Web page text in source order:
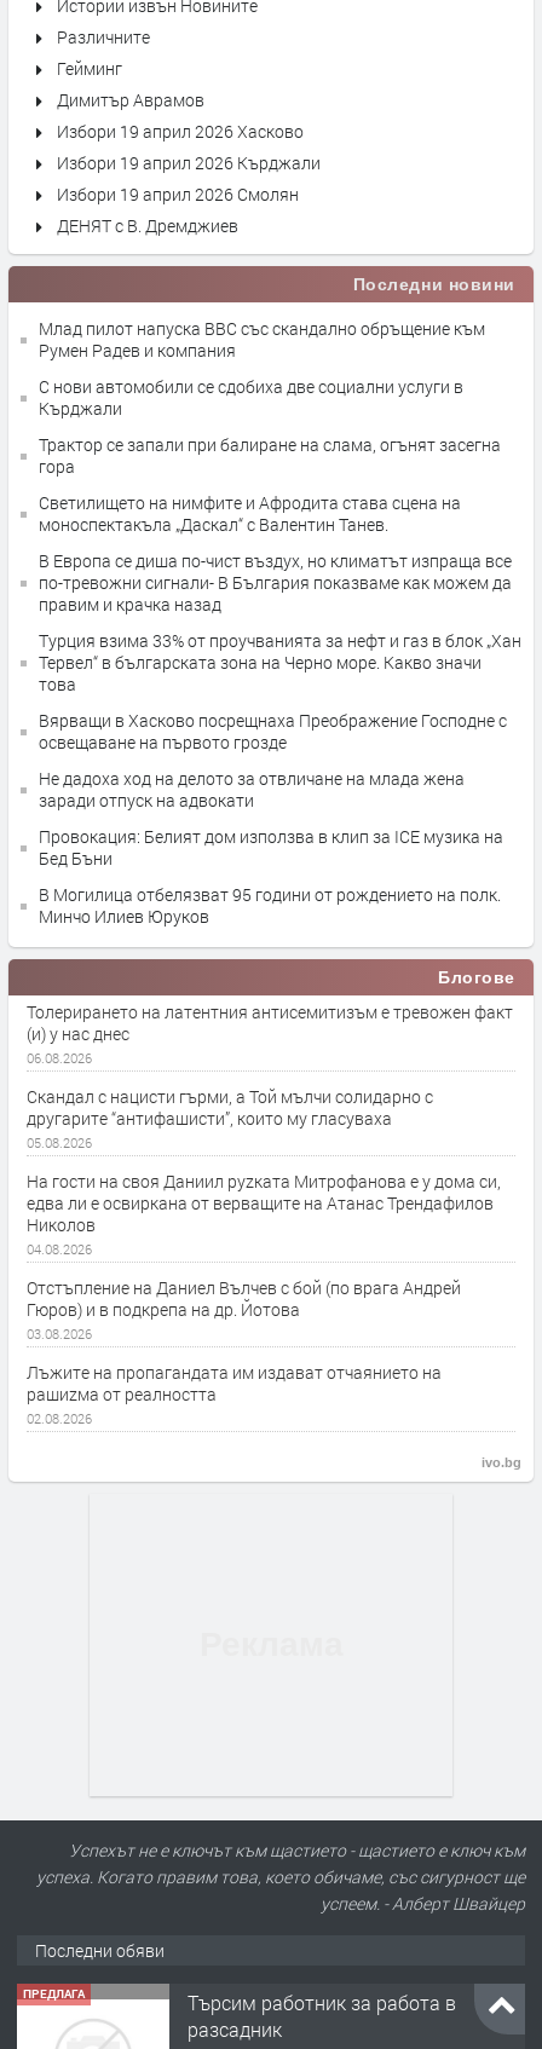
Истории извън Новините
Различните
Гейминг
Димитър Аврамов
Избори 19 април 2026 Хасково
Избори 19 април 2026 Кърджали
Избори 19 април 2026 Смолян
ДЕНЯТ с В. Дремджиев
Последни новини
Млад пилот напуска ВВС със скандално обръщение към
Румен Радев и компания
С нови автомобили се сдобиха две социални услуги в
Кърджали
Трактор се запали при балиране на слама, огънят засегна
гора
Светилището на нимфите и Афродита става сцена на
моноспектакъла „Даскал“ с Валентин Танев.
В Европа се диша по-чист въздух, но климатът изпраща все
по-тревожни сигнали- В България показваме как можем да
правим и крачка назад
Турция взима 33% от проучванията за нефт и газ в блок „Хан
Тервел“ в българската зона на Черно море. Какво значи
това
Вярващи в Хасково посрещнаха Преображение Господне с
освещаване на първото грозде
Не дадоха ход на делото за отвличане на млада жена
заради отпуск на адвокати
Провокация: Белият дом използва в клип за ICE музика на
Бед Бъни
В Могилица отбелязват 95 години от рождението на полк.
Минчо Илиев Юруков
Блогове
Толерирането на латентния антисемитизъм е тревожен факт
(и) у нас днес
06.08.2026
Скандал с нацисти гърми, а Той мълчи солидарно с
другарите “антифашисти”, които му гласуваха
05.08.2026
На гости на своя Даниил руzката Митрофанова е у дома си,
едва ли е освиркана от верващите на Атанас Трендафилов
Николов
04.08.2026
Отстъпление на Даниел Вълчев с бой (по врага Андрей
Гюров) и в подкрепа на др. Йотова
03.08.2026
Лъжите на пропагандата им издават отчаянието на
рашиzма от реалността
02.08.2026
ivo.bg
Успехът не е ключът към щастието - щастието е ключ към
успеха. Когато правим това, което обичаме, със сигурност ще
успеем. - Алберт Швайцер
Последни обяви
ПРЕДЛАГА
Търсим работник за работа в
разсадник